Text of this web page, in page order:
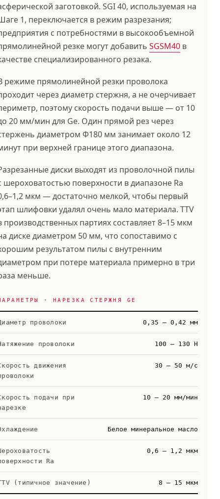
заготовкой. SGI 40, используемая на
1, переключается в режим разрезания;
с потребностями в высокообъемной
резке могут добавить SGSM40 в
специализированного резака.
режиме прямолинейной резки проволока
через диаметр стержня, а не очерчивает
поэтому скорость подачи выше — от 10
20 мм/мин для Ge. Один прямой рез через
диаметром Φ180 мм занимает около 12
при верхней границе этого диапазона.
диски выходят из проволочной пилы
шероховатостью поверхности в диапазоне Ra
мкм — достаточно мелкой, чтобы первый
шлифовки удалял очень мало материала. TTV
производственных партиях составляет 8–15 мкм
диске диаметром 50 мм, что сопоставимо с
результатом пилы с внутренним
при потере материала примерно в три
меньше.
· НАРЕЗКА СТЕРЖНЯ GE
проволоки 0,35 – 0,42 мм
проволоки 100 – 130 Н
движения
30 – 50 м/с
подачи при
10 – 20 мм/мин
Белое минеральное масло
Ra
0,6 – 1,2 мкм
(типичное значение) 8 – 15 мкм